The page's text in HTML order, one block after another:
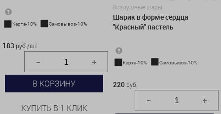
Карта-10% Самовывоз-10%
183 руб./шт
В КОРЗИНУ
КУПИТЬ В 1 КЛИК
Воздушные шары
Шарик в форме сердца
''Красный'' пастель
Карта-10% Самовывоз-10%
220 руб.